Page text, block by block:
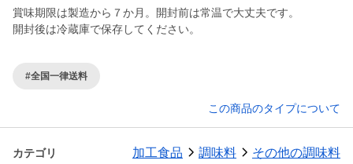
賞味期限は製造から７か月。開封前は常温で大丈夫です。
開封後は冷蔵庫で保存してください。
#全国一律送料
この商品のタイプについて
カテゴリ 加工食品 調味料 その他の調味料